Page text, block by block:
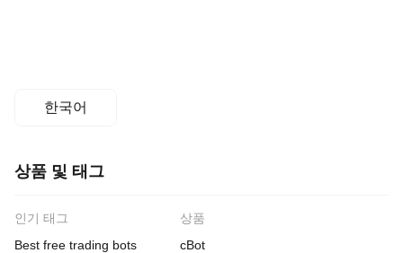
한국어
상품 및 태그
인기 태그
Best free trading bots
상품
cBot